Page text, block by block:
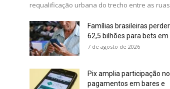
requalificação urbana do trecho entre as ruas
Famílias brasileiras
62,5 bilhões para bets em
7 de agosto de 2026
Pix amplia participação
pagamentos em bares e